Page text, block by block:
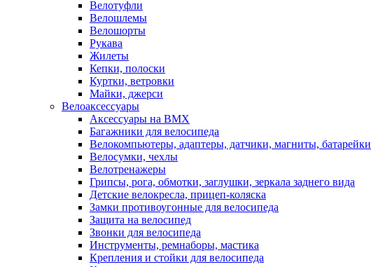
Велотуфли
Велошлемы
Велошорты
Рукава
Жилеты
Кепки, полоски
Куртки, ветровки
Майки, джерси
Велоаксессуары
Аксессуары на BMX
Багажники для велосипеда
Велокомпьютеры, адаптеры, датчики, магниты, батарейки
Велосумки, чехлы
Велотренажеры
Грипсы, рога, обмотки, заглушки, зеркала заднего вида
Детские велокресла, прицеп-коляска
Замки противоугонные для велосипеда
Защита на велосипед
Звонки для велосипеда
Инструменты, ремнаборы, мастика
Крепления и стойки для велосипеда